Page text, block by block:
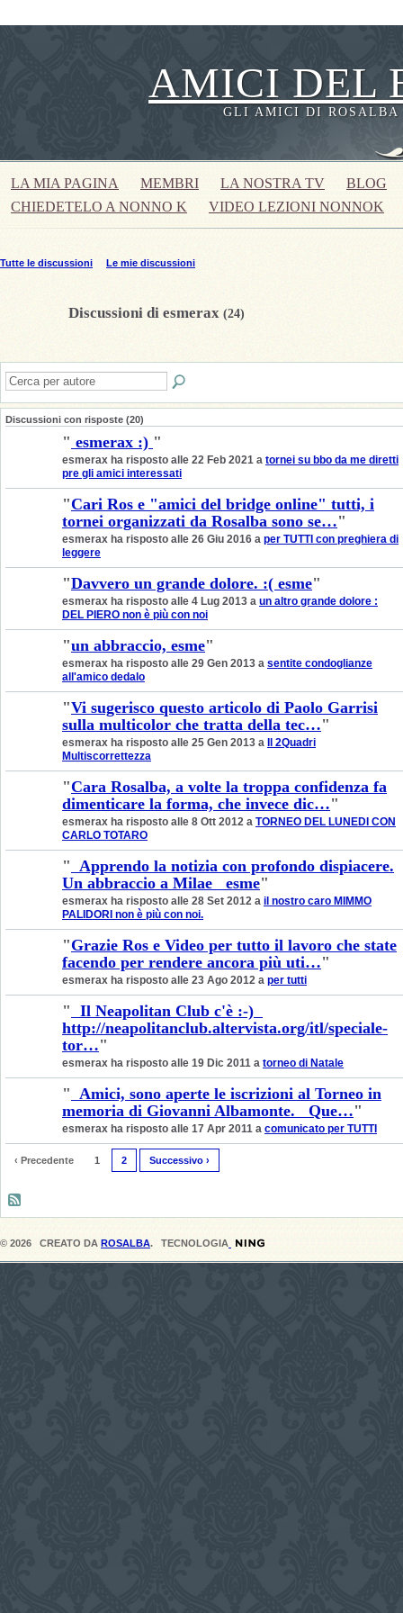
AMICI DEL
GLI AMICI DI ROSALBA
LA MIA PAGINA MEMBRI LA NOSTRA TV
BLOG
CHIEDETELO A NONNO K
VIDEO LEZIONI NONNOK
Tutte le discussioni Le mie discussioni
Discussioni di esmerax (24)
Discussioni con risposte (20)
" esmerax :) "
esmerax ha risposto alle 22 Feb 2021 a tornei su bbo da me diretti
pre gli amici interessati
"Cari Ros e "amici del bridge online" tutti, i
tornei organizzati da Rosalba sono se…"
esmerax ha risposto alle 26 Giu 2016 a per TUTTI con preghiera di
leggere
"Davvero un grande dolore. :( esme"
esmerax ha risposto alle 4 Lug 2013 a un altro grande dolore :
DEL PIERO non è più con noi
"un abbraccio, esme"
esmerax ha risposto alle 29 Gen 2013 a sentite condoglianze
all'amico dedalo
"Vi sugerisco questo articolo di Paolo Garrisi
sulla multicolor che tratta della tec…"
esmerax ha risposto alle 25 Gen 2013 a
Il 2Quadri
Multiscorrettezza
"Cara Rosalba, a volte la troppa confidenza fa
dimenticare la forma, che invece dic…"
esmerax ha risposto alle 8 Ott 2012 a TORNEO DEL LUNEDI CON
CARLO TOTARO
" Apprendo la notizia con profondo dispiacere.
Un abbraccio a Milae esme"
esmerax ha risposto alle 28 Set 2012 a il nostro caro MIMMO
PALIDORI non è più con noi.
"Grazie Ros e Video per tutto il lavoro che state
facendo per rendere ancora più uti…"
esmerax ha risposto alle 23 Ago 2012 a per tutti
" Il Neapolitan Club c'è :-)
http://neapolitanclub.altervista.org/itl/speciale-
tor…"
esmerax ha risposto alle 19 Dic 2011 a torneo di Natale
" Amici, sono aperte le iscrizioni al Torneo in
memoria di Giovanni Albamonte. Que…"
esmerax ha risposto alle 17 Apr 2011 a comunicato per TUTTI
‹ Precedente 1 2 Successivo ›
© 2026 CREATO DA ROSALBA. TECNOLOGIA